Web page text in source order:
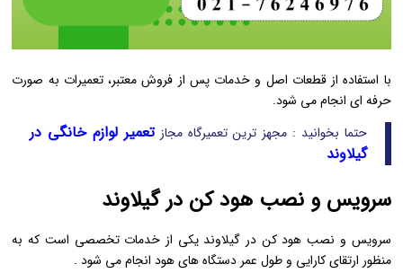
با استفاده از قطعات اصل و خدمات پس از فروش معتبر، تعمیرات به صورت
حرفه‌ ای انجام می ‌شود.
حتما بخوانید : مجهز ترین تعمیرگاه مجازتعمیر لوازم خانگی در
گیلاوند
سرویس و نصب هود کن در گیلاوند
سرویس و نصب هود کن در گیلاوند یکی از خدمات تخصصی است که به
منظور ارتقای کارایی و طول عمر دستگاه ‌های هود انجام می‌ شود .